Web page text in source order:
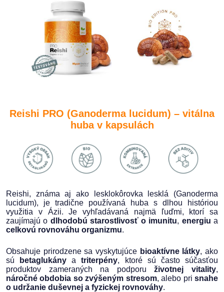
Reishi PRO (Ganoderma lucidum) – vitálna
huba v kapsulách
Reishi, známa aj ako lesklokôrovka lesklá (Ganoderma
lucidum), je tradične používaná huba s dlhou históriou
využitia v Ázii. Je vyhľadávaná najmä ľuďmi, ktorí sa
zaujímajú o dlhodobú starostlivosť o imunitu, energiua
celkovú rovnováhu organizmu.
Obsahuje prirodzene sa vyskytujúce bioaktívne látky, ako
sú
betaglukány atriterpény, ktoré sú často súčasťou
produktov zameraných na podporuživotnej vitality,
náročné obdobia so zvýšeným stresom, alebo prisnahe
o udržanie duševnej a fyzickej rovnováhy.